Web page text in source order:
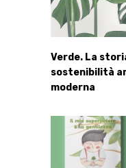
Verde. La
sostenibilità
moderna